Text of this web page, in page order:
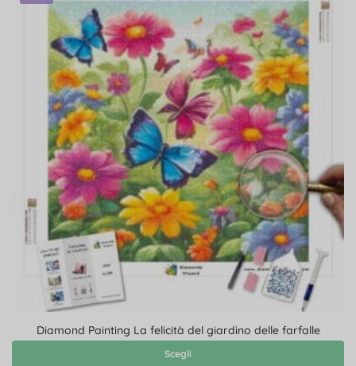
Diamond Painting La felicità del giardino delle farfalle
Scegli